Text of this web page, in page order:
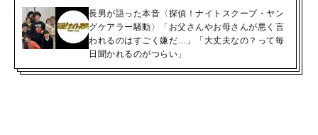
長男が語った本音〈探偵！ナイトスクープ・ヤン
グケアラー騒動〉「お父さんやお母さんが悪く言
われるのはすごく嫌だ…」「大丈夫なの？って毎
日聞かれるのがつらい」